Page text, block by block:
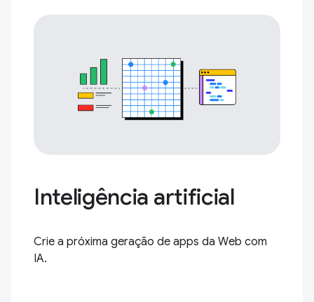
Inteligência artificial
Crie a próxima geração de apps da Web com
IA.